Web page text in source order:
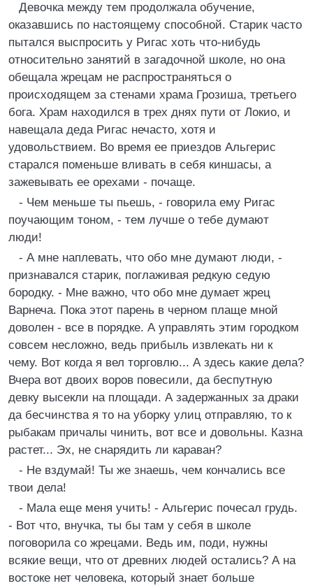
Девочка между тем продолжала обучение,
оказавшись по настоящему способной. Старик часто
пытался выспросить у Ригас хоть что-нибудь
относительно занятий в загадочной школе, но она
обещала жрецам не распространяться о
происходящем за стенами храма Грозиша, третьего
бога. Храм находился в трех днях пути от Локио, и
навещала деда Ригас нечасто, хотя и
удовольствием. Во время ее приездов Альгерис
старался поменьше вливать в себя киншасы, а
зажевывать ее орехами - почаще.
- Чем меньше ты пьешь, - говорила ему Ригас
поучающим тоном, - тем лучше о тебе думают
люди!
- А мне наплевать, что обо мне думают люди, -
признавался старик, поглаживая редкую седую
бородку. - Мне важно, что обо мне думает жрец
Варнеча. Пока этот парень в черном плаще мной
доволен - все в порядке. А управлять этим городком
совсем несложно, ведь прибыль извлекать ни к
чему. Вот когда я вел торговлю... А здесь какие дела?
Вчера вот двоих воров повесили, да беспутную
девку высекли на площади. А задержанных за драки
да бесчинства я то на уборку улиц отправляю, то к
рыбакам причалы чинить, вот все и довольны. Казна
растет... Эх, не снарядить ли караван?
- Не вздумай! Ты же знаешь, чем кончались все
твои дела!
- Мала еще меня учить! - Альгерис почесал грудь.
- Вот что, внучка, ты бы там у себя в школе
поговорила со жрецами. Ведь им, поди, нужны
всякие вещи, что от древних людей остались? А на
востоке нет человека, который знает больше